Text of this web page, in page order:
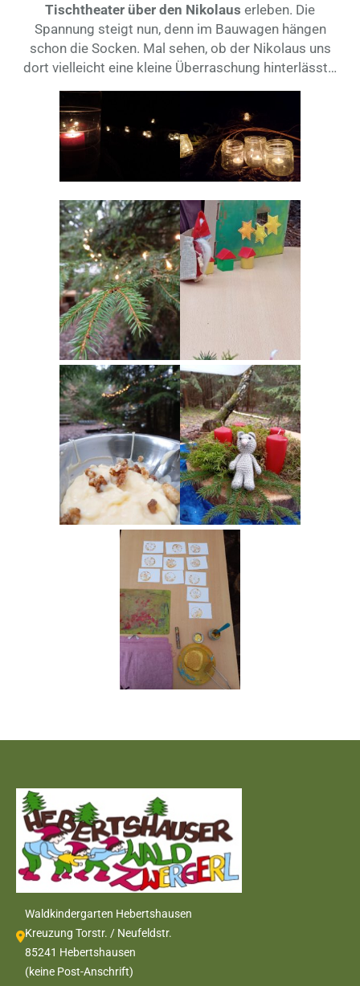
Tischtheater über den Nikolaus erleben. Die
Spannung steigt nun, denn im Bauwagen hängen
schon die Socken. Mal sehen, ob der Nikolaus uns
dort vielleicht eine kleine Überraschung hinterlässt…
Waldkindergarten Hebertshausen
Kreuzung Torstr. / Neufeldstr.
85241 Hebertshausen
(keine Post-Anschrift)